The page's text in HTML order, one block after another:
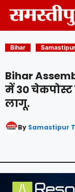
content
Bihar Samastipur
Bihar
में 30 चेकपोस्ट
लागू.
By Samastipur